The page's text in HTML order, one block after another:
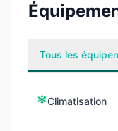
Tous les
Climatisation